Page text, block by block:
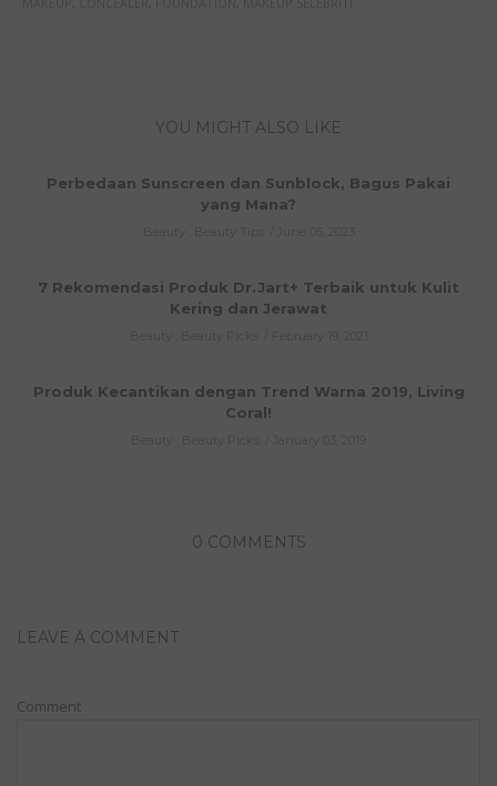
YOU MIGHT ALSO LIKE
Perbedaan Sunscreen dan Sunblock, Bagus Pakai
yang Mana?
Beauty Beauty Tips June 05, 2023
7 Rekomendasi Produk Dr.Jart+ Terbaik untuk Kulit
Kering dan Jerawat
Beauty Beauty Picks February 19, 2021
Produk Kecantikan dengan Trend Warna 2019, Living
Coral!
Beauty Beauty Picks January 03, 2019
0 COMMENTS
LEAVE A COMMENT
Comment